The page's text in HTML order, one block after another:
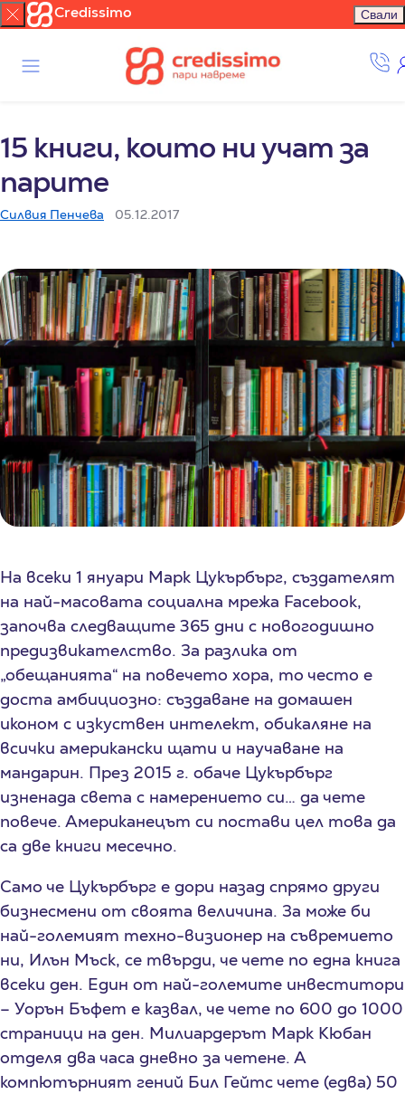
Credissimo Свали
15 книги, които ни учат за
парите
Силвия Пенчева 05.12.2017
На всеки 1 януари Марк Цукърбърг, създателят
на най-масовата социална мрежа Facebook,
започва следващите 365 дни с новогодишно
предизвикателство. За разлика от
„обещанията“ на повечето хора, то често е
доста амбициозно: създаване на домашен
иконом с изкуствен интелект, обикаляне на
всички американски щати и научаване на
мандарин. През 2015 г. обаче Цукърбърг
изненада света с намерението си… да чете
повече. Американецът си постави цел това да
са две книги месечно.
Само че Цукърбърг е дори назад спрямо други
бизнесмени от своята величина. За може би
най-големият техно-визионер на съвремието
ни, Илън Мъск, се твърди, че чете по една книга
всеки ден. Един от най-големите инвеститори
– Уорън Бъфет е казвал, че чете по 600 до 1000
страници на ден. Милиардерът Марк Кюбан
отделя два часа дневно за четене. А
компютърният гений Бил Гейтс чете (едва) 50